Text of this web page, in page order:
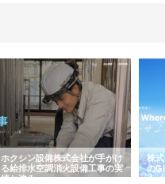
ホクシン設備株式会社が手がけ
る給排水空調消火設備工事の実
績と強み
株
の
入